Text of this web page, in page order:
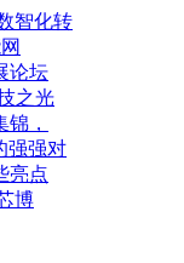
智化转
论坛
之光
，
强强对
亮点
博